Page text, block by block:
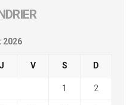
2026
J V S D
1 2